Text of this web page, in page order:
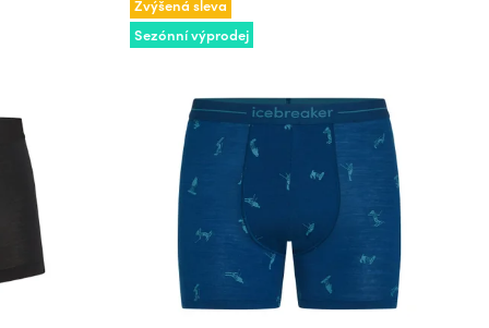
Zvýšená sleva
Sezónní výprodej